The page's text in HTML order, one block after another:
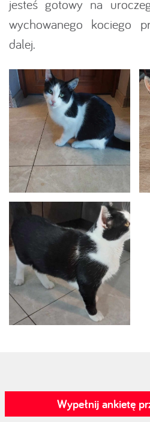
jesteś gotowy na
wychowanego kociego
dalej.
Wypełnij ankietę